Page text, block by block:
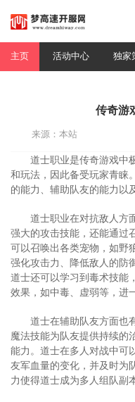
主页 活动中心 独家
传奇游
来源：本站
道士职业是传奇游戏中
和玩法，因此备受玩家青睐
的能力、辅助队友的能力以
道士职业在对抗敌人方
强大的攻击技能，还能通过
可以召唤出各类宠物，如野
强化攻击力、降低敌人的防
道士还可以学习到毒术技能
效果，如中毒、虚弱等，进
道士在辅助队友方面也
魔法技能为队友提供持续的
能力。道士在多人对战中可
友军血量的变化，并及时为
力使得道士成为多人组队副